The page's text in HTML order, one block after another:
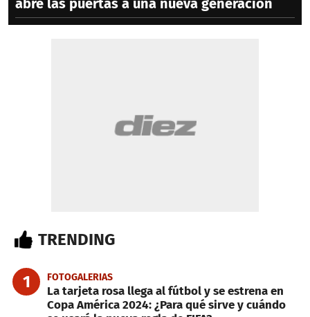
abre las puertas a una nueva generación
TRENDING
1 FOTOGALERIAS
La tarjeta rosa llega al fútbol y se estrena en
Copa América 2024: ¿Para qué sirve y cuándo